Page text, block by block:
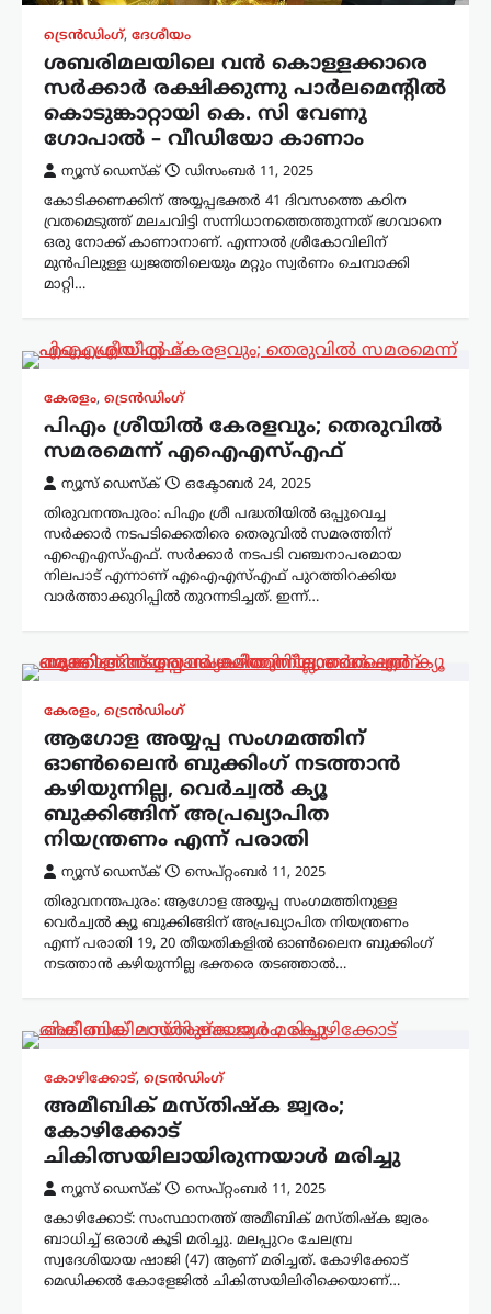
ട്രെൻഡിംഗ്, ദേശീയം
ശബരിമലയിലെ വൻ‌ കൊള്ളക്കാരെ
സർക്കാർ രക്ഷിക്കുന്നു പാർലമെന്റിൽ
കൊടുങ്കാറ്റായി കെ. സി വേണു​
ഗോപാൽ – വീഡിയോ കാണാം
ന്യൂസ് ഡെസ്ക്
ഡിസംബർ 11, 2025
കോടിക്കണക്കിന് അയ്യപ്പഭക്തർ 41 ദിവസത്തെ കഠിന
വ്രതമെടുത്ത് മലചവിട്ടി സന്നിധാനത്തെത്തുന്നത് ഭഗവാനെ
ഒരു നോക്ക് കാണാനാണ്. എന്നാൽ ശ്രീകോവിലിന്
മുൻപിലുള്ള ധ്വജത്തിലെയും മറ്റും സ്വർണം ചെമ്പാക്കി
മാറ്റി…
കേരളം, ട്രെൻഡിംഗ്
പിഎം ശ്രീയില്‍ കേരളവും; തെരുവില്‍
സമരമെന്ന് എഐഎസ്എഫ്
ന്യൂസ് ഡെസ്ക്
ഒക്ടോബർ 24, 2025
തിരുവനന്തപുരം: പിഎം ശ്രീ പദ്ധതിയിൽ ഒപ്പുവെച്ച
സർക്കാർ നടപടിക്കെതിരെ തെരുവിൽ സമരത്തിന്
എഐഎസ്എഫ്. സർക്കാർ നടപടി വഞ്ചനാപരമായ
നിലപാട് എന്നാണ് എഐഎസ്എഫ് പുറത്തിറക്കിയ
വാർത്താക്കുറിപ്പിൽ തുറന്നടിച്ചത്. ഇന്ന്…
കേരളം, ട്രെൻഡിംഗ്
ആഗോള അയ്യപ്പ സംഗമത്തിന്
ഓൺലൈൻ ബുക്കിംഗ് നടത്താൻ
കഴിയുന്നില്ല, വെർച്വൽ ക്യൂ
ബുക്കിങ്ങിന് അപ്രഖ്യാപിത
നിയന്ത്രണം എന്ന് പരാതി
ന്യൂസ് ഡെസ്ക്
സെപ്റ്റംബർ 11, 2025
തിരുവനന്തപുരം: ആഗോള അയ്യപ്പ സംഗമത്തിനുള്ള
വെർച്വൽ ക്യൂ ബുക്കിങ്ങിന് അപ്രഖ്യാപിത നിയന്ത്രണം
എന്ന് പരാതി 19, 20 തീയതികളിൽ ഓൺലൈന ബുക്കിംഗ്
നടത്താൻ കഴിയുന്നില്ല ഭക്തരെ തടഞ്ഞാൽ…
കോഴിക്കോട്, ട്രെൻഡിംഗ്
അമീബിക് മസ്തിഷ്ക ജ്വരം;
കോഴിക്കോട്
ചികിത്സയിലായിരുന്നയാള്‍ മരിച്ചു
ന്യൂസ് ഡെസ്ക്
സെപ്റ്റംബർ 11, 2025
കോഴിക്കോട്: സംസ്ഥാനത്ത് അമീബിക് മസ്തിഷ്ക ജ്വരം
ബാധിച്ച് ഒരാള്‍ കൂടി മരിച്ചു. മലപ്പുറം ചേലമ്പ്ര
സ്വദേശിയായ ഷാജി (47) ആണ് മരിച്ചത്. കോഴിക്കോട്
മെഡിക്കൽ കോളേജിൽ ചികിത്സയിലിരിക്കെയാണ്…